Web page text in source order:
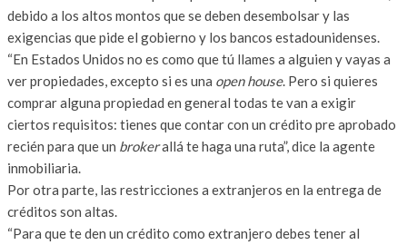
debido a los altos montos que se deben desembolsar y las
exigencias que pide el gobierno y los bancos estadounidenses.
“En Estados Unidos no es como que tú llames a alguien y vayas a
ver propiedades, excepto si es una open house. Pero si quieres
comprar alguna propiedad en general todas te van a exigir
ciertos requisitos: tienes que contar con un crédito pre aprobado
recién para que un brokerallá te haga una ruta”, dice la agente
inmobiliaria.
Por otra parte, las restricciones a extranjeros en la entrega de
créditos son altas.
“Para que te den un crédito como extranjero debes tener al